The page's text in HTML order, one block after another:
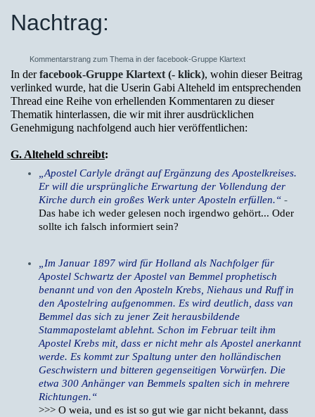
Nachtrag:
Kommentarstrang zum Thema in der facebook-Gruppe Klartext
In derfacebook-Gruppe Klartext (- klick), wohin dieser Beitrag
verlinked wurde, hat die Userin Gabi Alteheld im entsprechenden
Thread eine Reihe von erhellenden Kommentaren zu dieser
Thematik hinterlassen, die wir mit ihrer ausdrücklichen
Genehmigung nachfolgend auch hier veröffentlichen:
G. Alteheld schreibt:
„Apostel Carlyle drängt auf Ergänzung des Apostelkreises.
Er will die ursprüngliche Erwartung der Vollendung der
Kirche durch ein großes Werk unter Aposteln erfüllen.“ -
Das habe ich weder gelesen noch irgendwo gehört... Oder
sollte ich falsch informiert sein?
„Im Januar 1897 wird für Holland als Nachfolger für
Apostel Schwartz der Apostel van Bemmel prophetisch
benannt und von den Aposteln Krebs, Niehaus und Ruff in
den Apostelring aufgenommen. Es wird deutlich, dass van
Bemmel das sich zu jener Zeit herausbildende
Stammapostelamt ablehnt. Schon im Februar teilt ihm
Apostel Krebs mit, dass er nicht mehr als Apostel anerkannt
werde. Es kommt zur Spaltung unter den holländischen
Geschwistern und bitteren gegenseitigen Vorwürfen. Die
etwa 300 Anhänger van Bemmels spalten sich in mehrere
Richtungen.“
>>> O weia, und es ist so gut wie gar nicht bekannt, dass